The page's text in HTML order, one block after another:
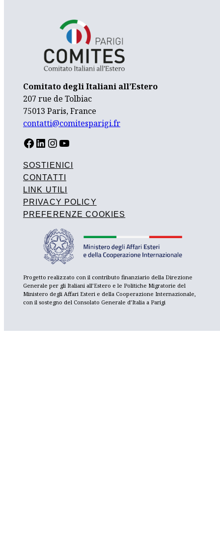
Comitato degli Italiani all’Estero
207 rue de Tolbiac
75013 Paris, France
contatti@comitesparigi.fr
FACEBOOK LINKEDIN INSTAGRAM YOUTUBE
SOSTIENICI
CONTATTI
LINK UTILI
PRIVACY POLICY
PREFERENZE COOKIES
Progetto realizzato con il contributo finanziario della Direzione
Generale per gli Italiani all’Estero e le Politiche Migratorie del
Ministero degli Affari Esteri e della Cooperazione Internazionale,
con il sostegno del Consolato Generale d’Italia a Parigi